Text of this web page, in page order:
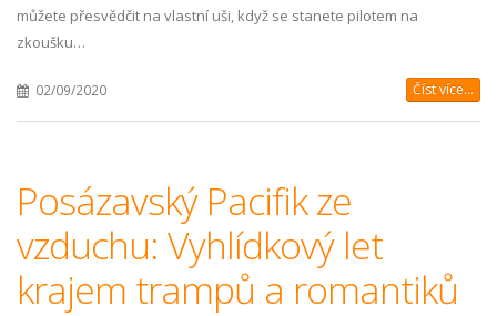
můžete přesvědčit na vlastní uši, když se stanete pilotem na
zkoušku…
02/09/2020 Číst více...
Posázavský Pacifik ze
vzduchu: Vyhlídkový let
krajem trampů a romantiků